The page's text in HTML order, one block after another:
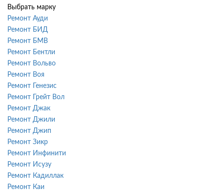
Выбрать марку
Ремонт Ауди
Ремонт БИД
Ремонт БМВ
Ремонт Бентли
Ремонт Вольво
Ремонт Воя
Ремонт Генезис
Ремонт Грейт Вол
Ремонт Джак
Ремонт Джили
Ремонт Джип
Ремонт Зикр
Ремонт Инфинити
Ремонт Исузу
Ремонт Кадиллак
Ремонт Каи